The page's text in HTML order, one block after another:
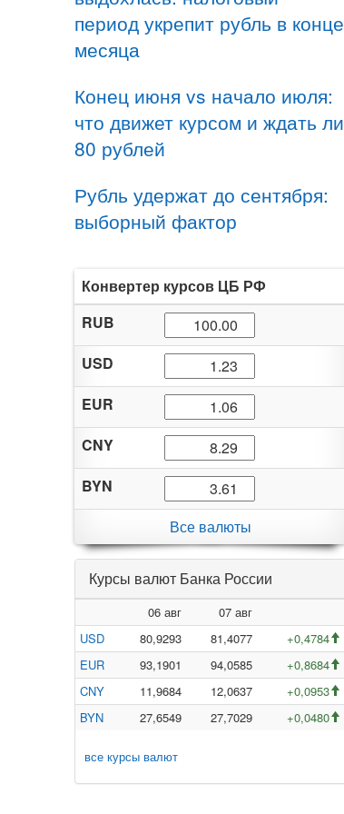
период укрепит рубль в конце
месяца
Конец июня vs начало июля:
что движет курсом и ждать ли
80 рублей
Рубль удержат до сентября:
выборный фактор
Конвертер курсов ЦБ РФ
RUB
USD
EUR
CNY
BYN
Все валюты
Курсы валют Банка России
06 авг
07 авг
USD
80,9293 81,4077
+0,4784
EUR
93,1901 94,0585
+0,8684
CNY
11,9684 12,0637
+0,0953
BYN
27,6549 27,7029 +0,0480
все курсы валют